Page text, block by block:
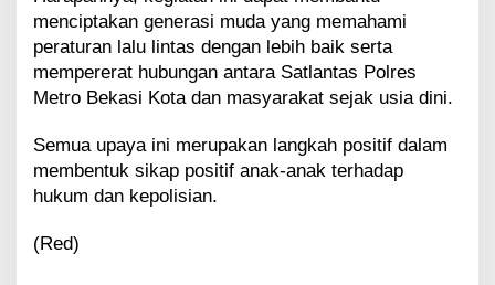
h
menciptakan generasi muda yang memahami
peraturan lalu lintas dengan lebih baik serta
mempererat hubungan antara Satlantas Polres
Metro Bekasi Kota dan masyarakat sejak usia dini.
Semua upaya ini merupakan langkah positif dalam
membentuk sikap positif anak-anak terhadap
hukum dan kepolisian.
(Red)